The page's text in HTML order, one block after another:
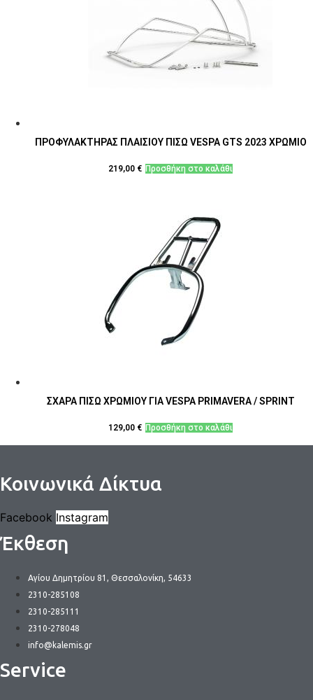
επιλογές
μπορούν
να
προϊόντος
ΠΡΟΦΥΛΑΚΤΗΡΑΣ ΠΛΑΙΣΙΟΥ ΠΙΣΩ VESPA GTS 2023 ΧΡΩΜΙΟ
219,00 € Προσθήκη στο καλάθι
ΣΧΑΡΑ ΠΙΣΩ ΧΡΩΜΙΟΥ ΓΙΑ VESPA PRIMAVERA / SPRINT
129,00 € Προσθήκη στο καλάθι
Κοινωνικά Δίκτυα
Facebook Instagram
Έκθεση
Αγίου Δημητρίου 81, Θεσσαλονίκη, 54633
2310-285108
2310-285111
2310-278048
info@kalemis.gr
Service